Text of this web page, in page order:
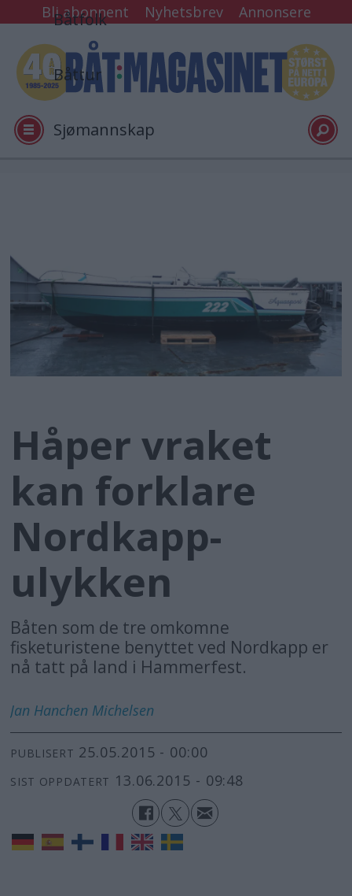
Bli abonnent Nyhetsbrev Annonsere
Båtfolk
Båttur
Sjømannskap
Video
Logg inn
Håper vraket
kan forklare
Nordkapp-
ulykken
Båten som de tre omkomne
fisketuristene benyttet ved Nordkapp er
nå tatt på land i Hammerfest.
Jan Hanchen Michelsen
PUBLISERT 25.05.2015 - 00:00
SIST OPPDATERT 13.06.2015 - 09:48